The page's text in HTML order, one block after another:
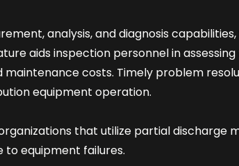
analysis, and diagnosis
aids inspection personnel in
costs. Timely problem
equipment operation.
that utilize partial discharge
to equipment failures.